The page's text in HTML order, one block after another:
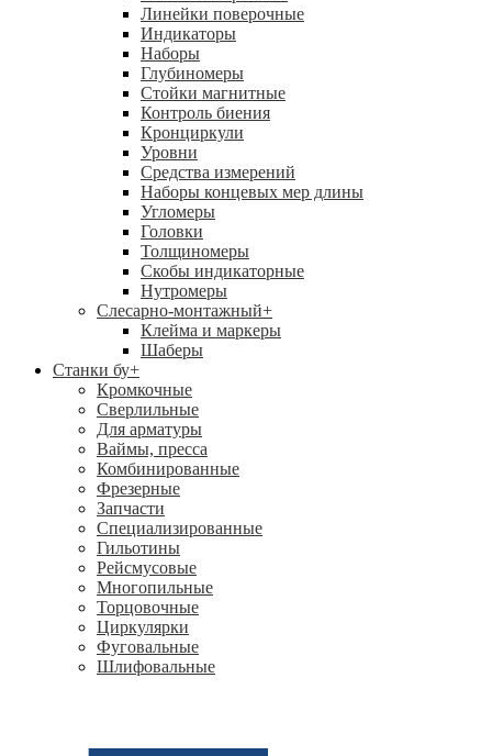
Линейки поверочные
Индикаторы
Наборы
Глубиномеры
Стойки магнитные
Контроль биения
Кронциркули
Уровни
Средства измерений
Наборы концевых мер длины
Угломеры
Головки
Толщиномеры
Скобы индикаторные
Нутромеры
Слесарно-монтажный+
Клейма и маркеры
Шаберы
Станки бу+
Кромкочные
Сверлильные
Для арматуры
Ваймы, пресса
Комбинированные
Фрезерные
Запчасти
Специализированные
Гильотины
Рейсмусовые
Многопильные
Торцовочные
Циркулярки
Фуговальные
Шлифовальные